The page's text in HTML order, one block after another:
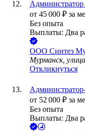
Администратор
от 45 000 ₽ за
Без опыта
Выплаты: Два
ООО Синтез
Мурманск,
Откликнуться
от 52 000 ₽ за
Без опыта
Выплаты: Два